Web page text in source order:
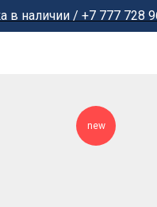
/ +7 777 728 96 72 /
new